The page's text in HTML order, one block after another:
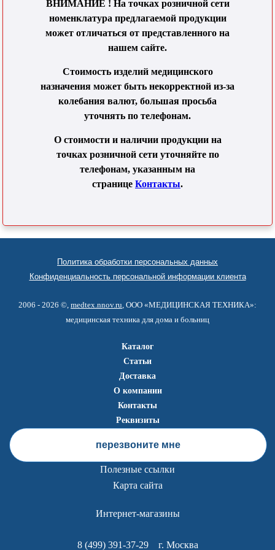
ВНИМАНИЕ ! На точках розничной сети
номенклатура предлагаемой продукции
может отличаться от представленного на
нашем сайте.
Стоимость изделий медицинского
назначения может быть некорректной из-за
колебания валют, большая просьба
уточнять по телефонам.
О стоимости и наличии продукции на
точках розничной сети уточняйте по
телефонам, указанным на
странице Контакты.
Политика обработки персональных данных
Конфиденциальность персональной информации клиента
2006 - 2026 ©, medtex.nnov.ru, ООО «МЕДИЦИНСКАЯ ТЕХНИКА»:
медицинская техника для дома и больниц
Каталог
Статьи
Доставка
О компании
Контакты
Реквизиты
перезвоните мне
Полезные ссылки
Карта сайта
Интернет-магазины
8 (499) 391-37-29г. Москва